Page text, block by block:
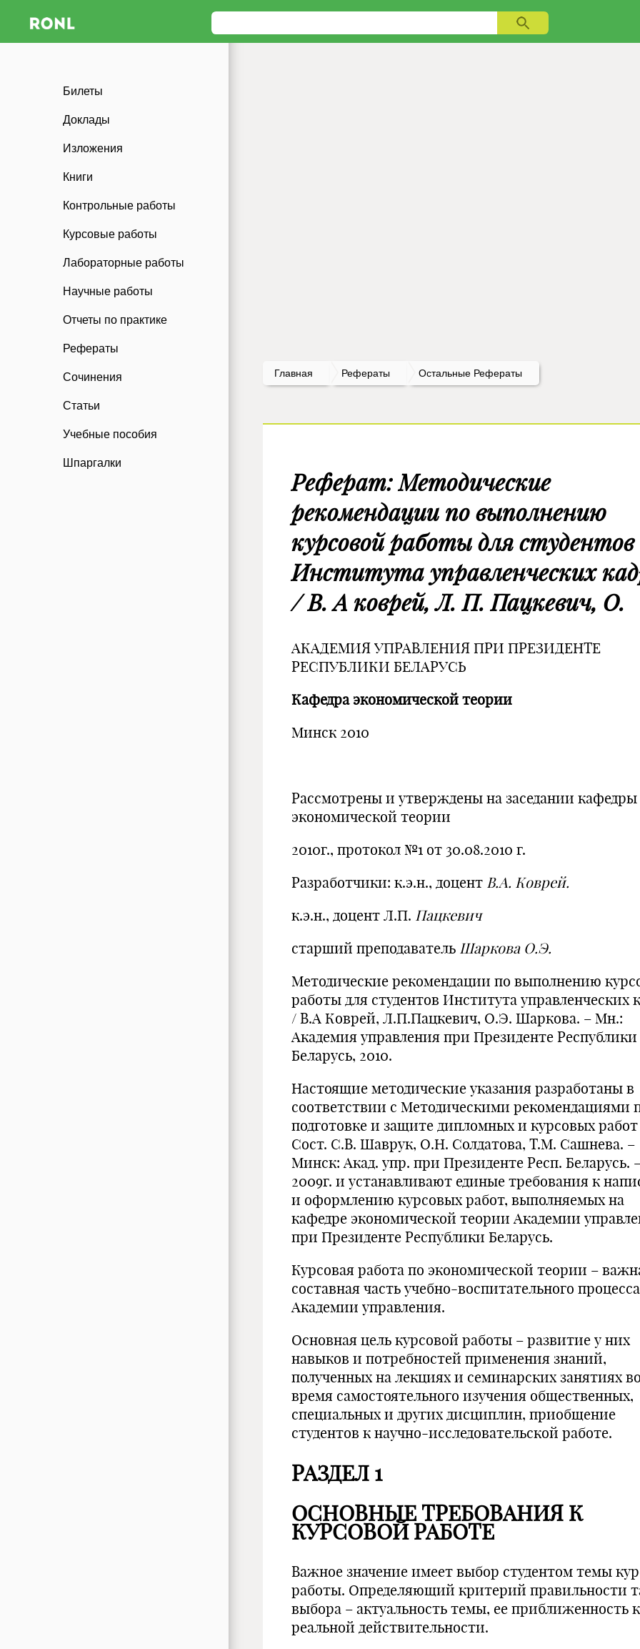
Билеты
Доклады
Изложения
Книги
Контрольные работы
Курсовые работы
Лабораторные работы
Научные работы
Отчеты по практике
Рефераты
Сочинения
Статьи
Учебные пособия
Шпаргалки
Главная Рефераты Остальные Рефераты
Реферат: Методические
рекомендации по выполнению
курсовой работы для студентов
Института управленческих
/ В. А коврей, Л. П. Пацкевич, О.
АКАДЕМИЯ УПРАВЛЕНИЯ ПРИ ПРЕЗИДЕНТЕ
РЕСПУБЛИКИ БЕЛАРУСЬ
Кафедра экономической теории
Минск 2010
Рассмотрены и утверждены на заседании кафедры
экономической теории
2010г., протокол №1 от 30.08.2010 г.
Разработчики: к.э.н., доцент В.А. Коврей.
к.э.н., доцент Л.П. Пацкевич
старший преподаватель Шаркова О.Э.
Методические рекомендации по выполнению
работы для студентов Института управленческих
/ В.А Коврей, Л.П.Пацкевич, О.Э. Шаркова. – Мн.:
Академия управления при Президенте Республики
Беларусь, 2010.
Настоящие методические указания разработаны в
соответствии с Методическими рекомендациями
подготовке и защите дипломных и курсовых
Сост. С.В. Шаврук, О.Н. Солдатова, Т.М. Сашнева. –
Минск: Акад. упр. при Президенте Респ. Беларусь.
2009г. и устанавливают единые требования к
и оформлению курсовых работ, выполняемых на
кафедре экономической теории Академии
при Президенте Республики Беларусь.
Курсовая работа по экономической теории –
составная часть учебно-воспитательного
Академии управления.
Основная цель курсовой работы – развитие у них
навыков и потребностей применения знаний,
полученных на лекциях и семинарских занятиях
время самостоятельного изучения общественных,
специальных и других дисциплин, приобщение
студентов к научно-исследовательской работе.
РАЗДЕЛ 1
ОСНОВНЫЕ ТРЕБОВАНИЯ К
КУРСОВОЙ РАБОТЕ
Важное значение имеет выбор студентом темы
работы. Определяющий критерий правильности
выбора – актуальность темы, ее приближенность к
реальной действительности.